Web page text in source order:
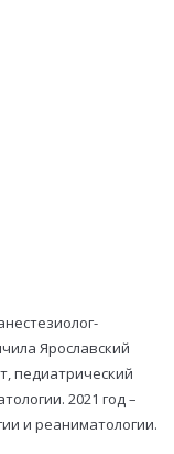
Ярославский
педиатрический
2021 год –
и реаниматологии.